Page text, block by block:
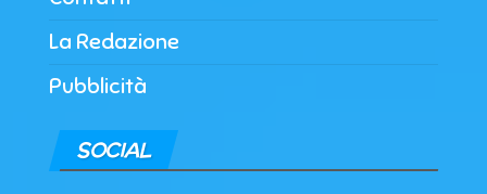
La Redazione
Pubblicità
SOCIAL